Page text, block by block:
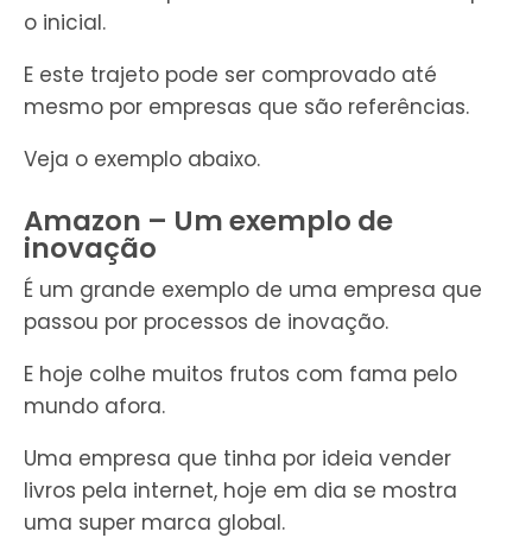
o inicial.
E este trajeto pode ser comprovado até
mesmo por empresas que são referências.
Veja o exemplo abaixo.
Amazon – Um exemplo de
inovação
É um grande exemplo de uma empresa que
passou por processos de inovação.
E hoje colhe muitos frutos com fama pelo
mundo afora.
Uma empresa que tinha por ideia vender
livros pela internet, hoje em dia se mostra
uma super marca global.